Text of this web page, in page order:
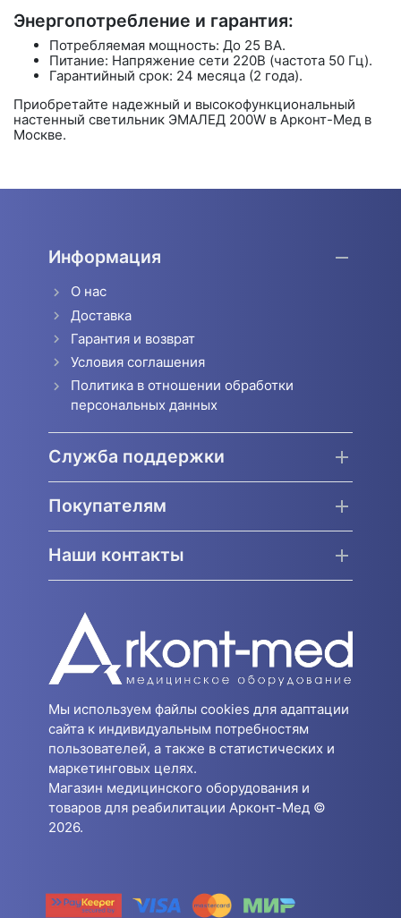
Энергопотребление и гарантия:
Потребляемая мощность: До 25 ВА.
Питание: Напряжение сети 220В (частота 50 Гц).
Гарантийный срок: 24 месяца (2 года).
Приобретайте надежный и высокофункциональный
настенный светильник ЭМАЛЕД 200W в Арконт-Мед в
Москве.
Информация
О нас
Доставка
Гарантия и возврат
Условия соглашения
Политика в отношении обработки
персональных данных
Служба поддержки
Покупателям
Наши контакты
Мы используем файлы cookies для адаптации
сайта к индивидуальным потребностям
пользователей, а также в статистических и
маркетинговых целях.
Магазин медицинского оборудования и
товаров для реабилитации Арконт-Мед ©
2026.